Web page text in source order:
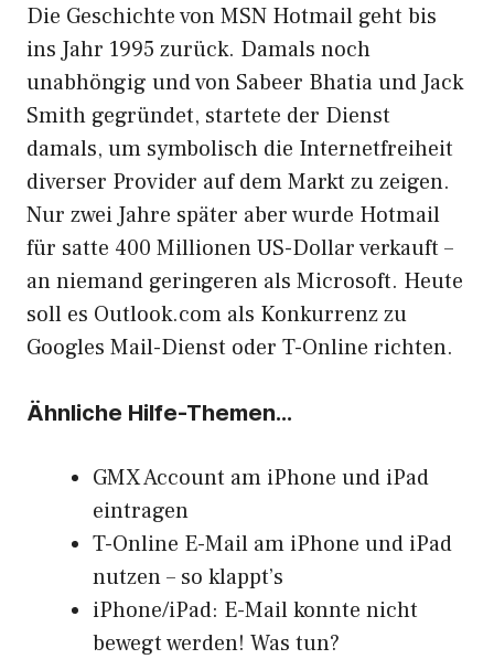
Die Geschichte von MSN Hotmail geht bis
ins Jahr 1995 zurück. Damals noch
unabhöngig und von Sabeer Bhatia und Jack
Smith gegründet, startete der Dienst
damals, um symbolisch die Internetfreiheit
diverser Provider auf dem Markt zu zeigen.
Nur zwei Jahre später aber wurde Hotmail
für satte 400 Millionen US-Dollar verkauft –
an niemand geringeren als Microsoft. Heute
soll es Outlook.com als Konkurrenz zu
Googles Mail-Dienst oder T-Online richten.
Ähnliche Hilfe-Themen…
GMX Account am iPhone und iPad
eintragen
T-Online E-Mail am iPhone und iPad
nutzen – so klappt’s
iPhone/iPad: E-Mail konnte nicht
bewegt werden! Was tun?